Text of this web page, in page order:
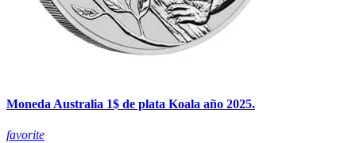
Moneda Australia 1$ de plata Koala año 2025.
favorite